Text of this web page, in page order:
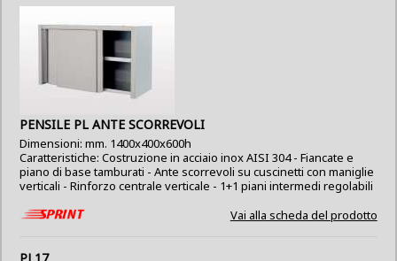
PENSILE PL ANTE SCORREVOLI
Dimensioni: mm. 1400x400x600h
Caratteristiche: Costruzione in acciaio inox AISI 304 - Fiancate e
piano di base tamburati - Ante scorrevoli su cuscinetti con maniglie
verticali - Rinforzo centrale verticale - 1+1 piani intermedi regolabili
Vai alla scheda del prodotto